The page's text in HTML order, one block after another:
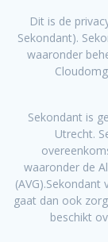
Dit is de
Sekondant).
waaronder
Sekondant is
Utrecht.
waaronder de
gaat dan ook
beschikt